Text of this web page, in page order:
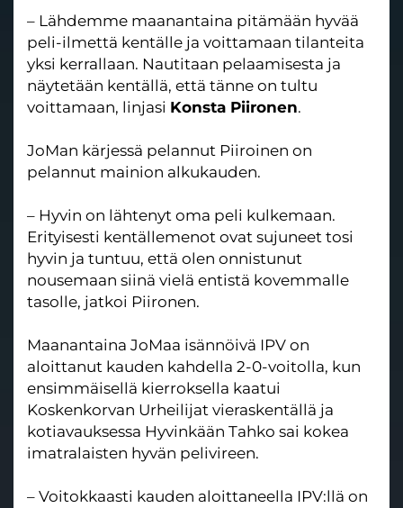
– Lähdemme maanantaina pitämään hyvää
peli-ilmettä kentälle ja voittamaan tilanteita
yksi kerrallaan. Nautitaan pelaamisesta ja
näytetään kentällä, että tänne on tultu
voittamaan, linjasi Konsta Piironen.
JoMan kärjessä pelannut Piiroinen on
pelannut mainion alkukauden.
– Hyvin on lähtenyt oma peli kulkemaan.
Erityisesti kentällemenot ovat sujuneet tosi
hyvin ja tuntuu, että olen onnistunut
nousemaan siinä vielä entistä kovemmalle
tasolle, jatkoi Piironen.
Maanantaina JoMaa isännöivä IPV on
aloittanut kauden kahdella 2-0-voitolla, kun
ensimmäisellä kierroksella kaatui
Koskenkorvan Urheilijat vieraskentällä ja
kotiavauksessa Hyvinkään Tahko sai kokea
imatralaisten hyvän pelivireen.
– Voitokkaasti kauden aloittaneella IPV:llä on